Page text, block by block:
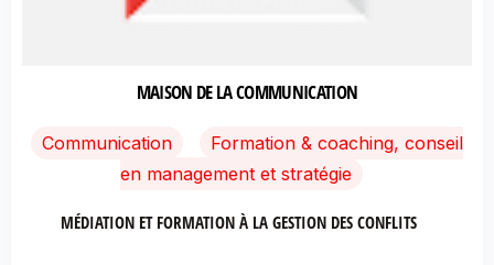
MAISON DE LA COMMUNICATION
Communication
Formation & coaching, conseil
en management et stratégie
MÉDIATION ET FORMATION À LA GESTION DES CONFLITS